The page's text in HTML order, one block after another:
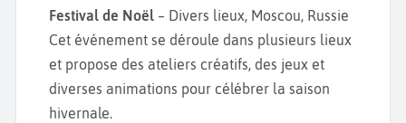
Festival de Noël – Divers lieux, Moscou, Russie
Cet événement se déroule dans plusieurs lieux
et propose des ateliers créatifs, des jeux et
diverses animations pour célébrer la saison
hivernale.